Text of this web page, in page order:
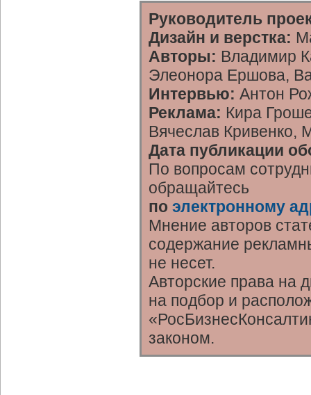
Руководитель
Дизайн и верстка:
Авторы: Владимир
Элеонора Ершова,
Интервью: Антон
Реклама: Кира
Вячеслав Кривенко,
Дата публикации
По вопросам
обращайтесь
по электронному
Мнение авторов
содержание
не несет.
Авторские права на
на подбор и
законом.